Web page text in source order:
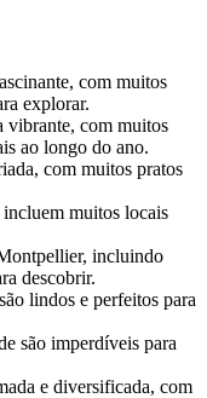
com muitos
explorar.
vibrante, com muitos
ao longo do ano.
com muitos pratos
muitos locais
incluindo
descobrir.
lindos e perfeitos para
são imperdíveis para
e diversificada, com